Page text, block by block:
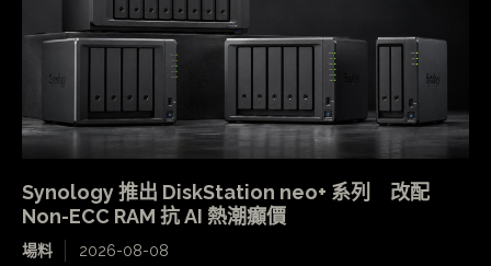
Synology 推出 DiskStation neo+ 系列 改配
Non-ECC RAM 抗 AI 熱潮癲價
場料 2026-08-08